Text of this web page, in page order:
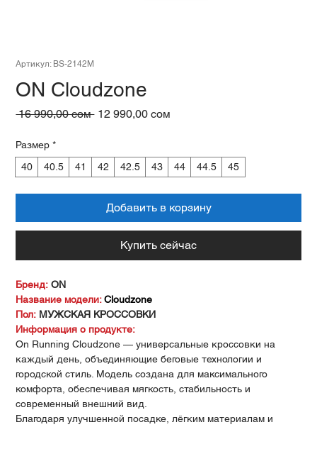
Артикул: BS-2142M
ON Cloudzone
16 990,00 сом Обычная
12 990,00 сом
Размер *
40
40.5 41 42 42.5 43 44 44.5 45
Добавить в корзину
Купить сейчас
Бренд: ON
Название модели:Cloudzone
Пол: МУЖСКАЯ КРОССОВКИ
Информация о продукте:
On Running Cloudzone — универсальные кроссовки на
каждый день, объединяющие беговые технологии и
городской стиль. Модель создана для максимального
комфорта, обеспечивая мягкость, стабильность и
современный внешний вид.
Благодаря улучшенной посадке, лёгким материалам и